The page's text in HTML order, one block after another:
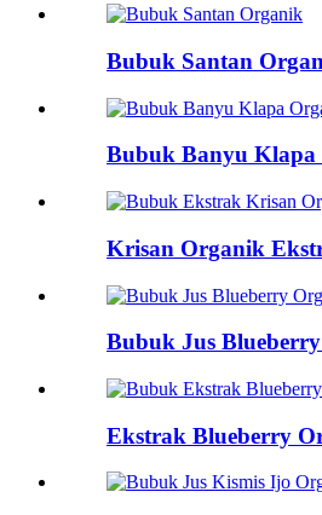
Bubuk Santan
Bubuk Banyu
Krisan Organik
Bubuk Jus
Ekstrak Blueberry